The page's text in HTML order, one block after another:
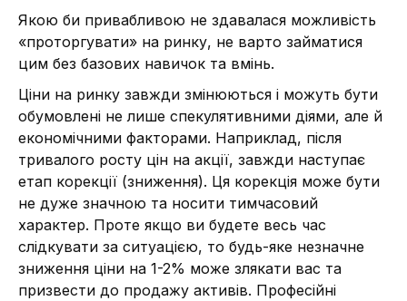
Якою би привабливою не здавалася можливість
«проторгувати» на ринку, не варто займатися
цим без базових навичок та вмінь.
Ціни на ринку завжди змінюються і можуть бути
обумовлені не лише спекулятивними діями, але й
економічними факторами. Наприклад, після
тривалого росту цін на акції, завжди наступає
етап корекції (зниження). Ця корекція може бути
не дуже значною та носити тимчасовий
характер. Проте якщо ви будете весь час
слідкувати за ситуацією, то будь-яке незначне
зниження ціни на 1-2% може злякати вас та
призвести до продажу активів. Професійні